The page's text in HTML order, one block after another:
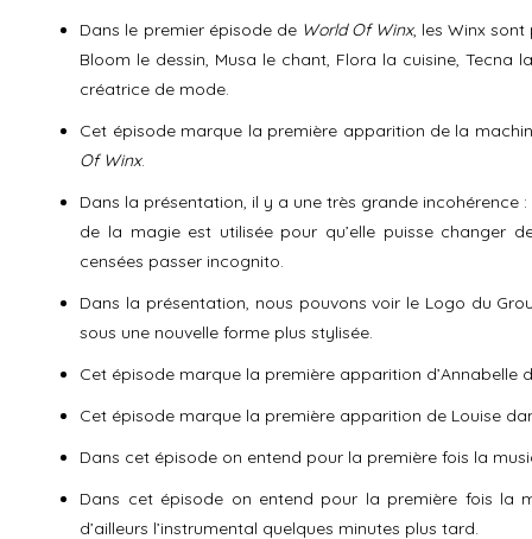
Dans le premier épisode de World Of Winx, les Winx sont
Bloom le dessin, Musa le chant, Flora la cuisine, Tecna
créatrice de mode.
Cet épisode marque la première apparition de la
Of Winx.
Dans la présentation, il y a une très grande incohérence
de la magie est utilisée pour qu’elle puisse changer
censées passer incognito.
Dans la présentation, nous pouvons voir le Logo du
sous une nouvelle forme plus stylisée.
Cet épisode marque la première apparition d’Annabelle
Cet épisode marque la première apparition de Louise
Dans cet épisode on entend pour la première fois la
Dans cet épisode on entend pour la première fois la
d’ailleurs l’instrumental quelques minutes plus tard.